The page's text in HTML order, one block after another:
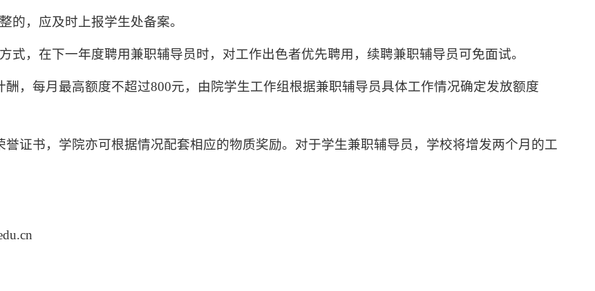
的，应及时上报学生处备案。
式，在下一年度聘用兼职辅导员时，对工作出色者优先聘用，续聘兼职辅导员可免面试。
酬，每月最高额度不超过800元，由院学生工作组根据兼职辅导员具体工作情况确定发放额度
证书，学院亦可根据情况配套相应的物质奖励。对于学生兼职辅导员，学校将增发两个月的工